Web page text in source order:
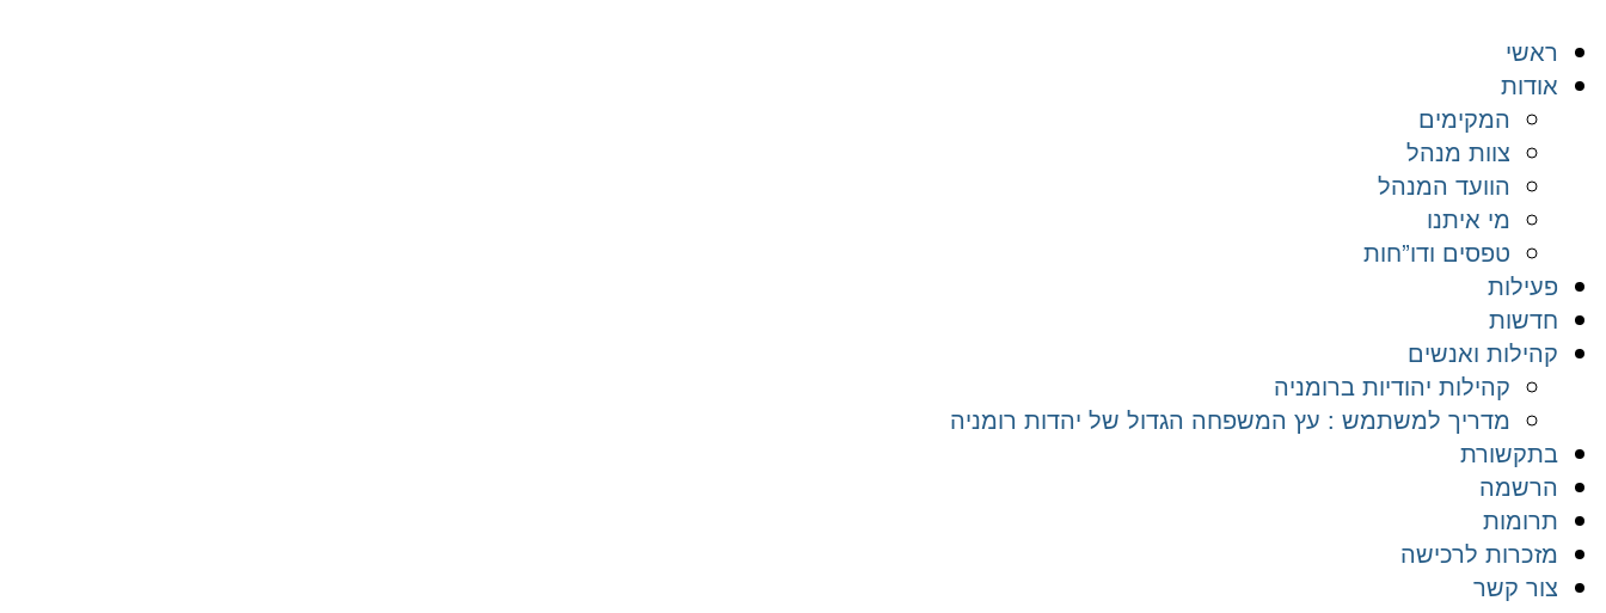
ראשי
אודות
המקימים
צוות מנהל
הוועד המנהל
מי איתנו
טפסים ודו”חות
פעילות
חדשות
קהילות ואנשים
קהילות יהודיות ברומניה
מדריך למשתמש : עץ המשפחה הגדול של יהדות רומניה
בתקשורת
הרשמה
תרומות
מזכרות לרכישה
צור קשר